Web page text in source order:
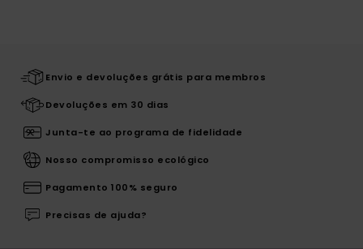
Envio e devoluções grátis para membros
Devoluções em 30 dias
Junta-te ao programa de fidelidade
Nosso compromisso ecológico
Pagamento 100% seguro
Precisas de ajuda?